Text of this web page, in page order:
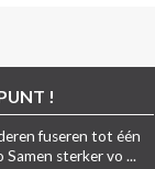
!
fuseren tot één
sterker vo ...